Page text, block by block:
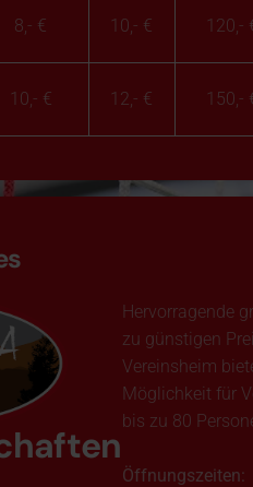
8,- € 10,- € 120,-
10,- € 12,- € 150,-
Hervorragende
zu günstigen
Vereinsheim
Möglichkeit für
bis zu 80
Öffnungszeiten: